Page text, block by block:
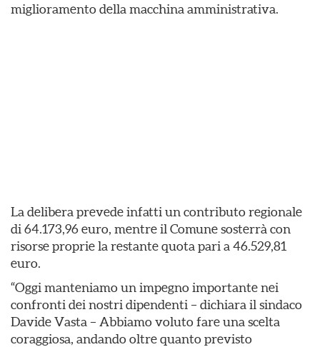
miglioramento della macchina amministrativa.
La delibera prevede infatti un contributo regionale
di 64.173,96 euro, mentre il Comune sosterrà con
risorse proprie la restante quota pari a 46.529,81
euro.
“Oggi manteniamo un impegno importante nei
confronti dei nostri dipendenti – dichiara il sindaco
Davide Vasta – Abbiamo voluto fare una scelta
coraggiosa, andando oltre quanto previsto